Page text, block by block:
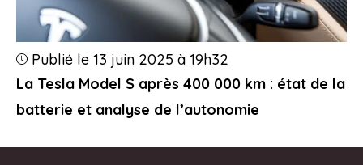
La Tesla Model S après 400 000 km : état de la
batterie et analyse de l’autonomie
Publié le 13 juin 2025 à 19h32